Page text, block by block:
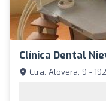
Clínica Dental
Ctra. Alovera, 9 -